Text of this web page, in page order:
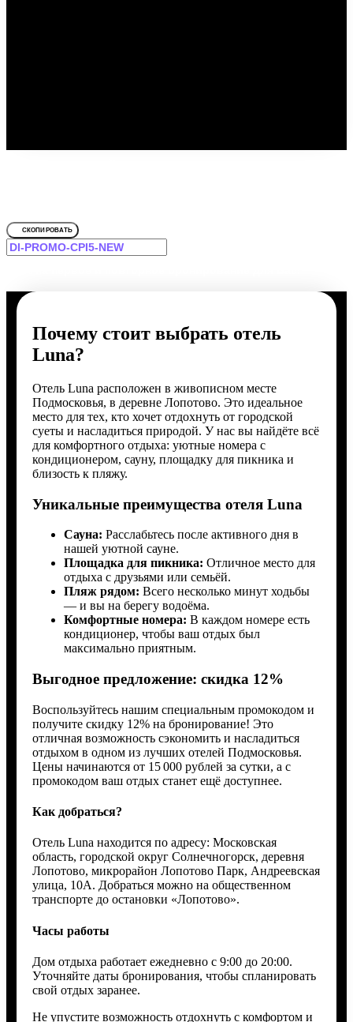
СКОПИРОВАТЬ
Почему стоит выбрать отель
Luna?
Отель Luna расположен в живописном месте
Подмосковья, в деревне Лопотово. Это идеальное
место для тех, кто хочет отдохнуть от городской
суеты и насладиться природой. У нас вы найдёте всё
для комфортного отдыха: уютные номера с
кондиционером, сауну, площадку для пикника и
близость к пляжу.
Уникальные преимущества отеля Luna
Сауна: Расслабьтесь после активного дня в
нашей уютной сауне.
Площадка для пикника: Отличное место для
отдыха с друзьями или семьёй.
Пляж рядом: Всего несколько минут ходьбы
— и вы на берегу водоёма.
Комфортные номера: В каждом номере есть
кондиционер, чтобы ваш отдых был
максимально приятным.
Выгодное предложение: скидка 12%
Воспользуйтесь нашим специальным промокодом и
получите скидку 12% на бронирование! Это
отличная возможность сэкономить и насладиться
отдыхом в одном из лучших отелей Подмосковья.
Цены начинаются от 15 000 рублей за сутки, а с
промокодом ваш отдых станет ещё доступнее.
Как добраться?
Отель Luna находится по адресу: Московская
область, городской округ Солнечногорск, деревня
Лопотово, микрорайон Лопотово Парк, Андреевская
улица, 10А. Добраться можно на общественном
транспорте до остановки «Лопотово».
Часы работы
Дом отдыха работает ежедневно с 9:00 до 20:00.
Уточняйте даты бронирования, чтобы спланировать
свой отдых заранее.
Не упустите возможность отдохнуть с комфортом и